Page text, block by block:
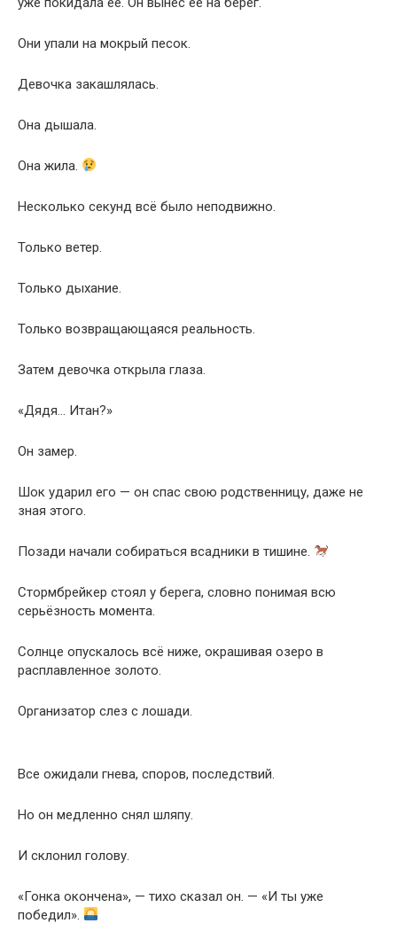
Они упали на мокрый песок.
Девочка закашлялась.
Она дышала.
Она жила.
Несколько секунд всё было неподвижно.
Только ветер.
Только дыхание.
Только возвращающаяся реальность.
Затем девочка открыла глаза.
«Дядя… Итан?»
Он замер.
Шок ударил его — он спас свою родственницу, даже не
зная этого.
Позади начали собираться всадники в тишине.
Стормбрейкер стоял у берега, словно понимая всю
серьёзность момента.
Солнце опускалось всё ниже, окрашивая озеро в
расплавленное золото.
Организатор слез с лошади.
Все ожидали гнева, споров, последствий.
Но он медленно снял шляпу.
И склонил голову.
«Гонка окончена», — тихо сказал он. — «И ты уже
победил».